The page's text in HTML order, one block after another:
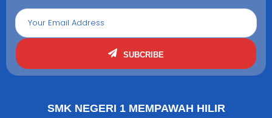
SUBCRIBE
SMK NEGERI 1 MEMPAWAH HILIR